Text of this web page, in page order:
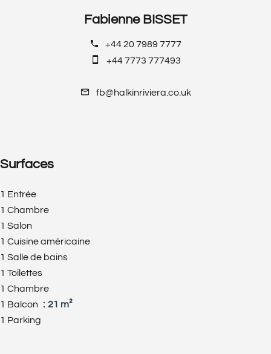
Fabienne BISSET
+44 20 7989 7777
+44 7773 777493
fb@halkinriviera.co.uk
Surfaces
1 Entrée
1 Chambre
1 Salon
1 Cuisine américaine
1 Salle de bains
1 Toilettes
1 Chambre
1 Balcon
21 m²
1 Parking